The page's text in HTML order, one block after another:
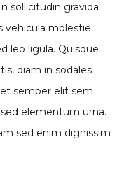
sollicitudin gravida
vehicula molestie
leo ligula. Quisque
diam in sodales
semper elit sem
elementum urna.
sed enim dignissim